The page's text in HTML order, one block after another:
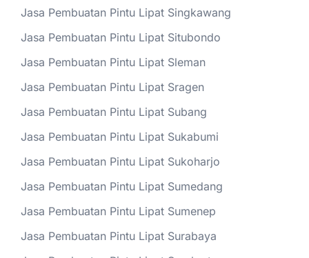
Jasa Pembuatan Pintu Lipat Singkawang
Jasa Pembuatan Pintu Lipat Situbondo
Jasa Pembuatan Pintu Lipat Sleman
Jasa Pembuatan Pintu Lipat Sragen
Jasa Pembuatan Pintu Lipat Subang
Jasa Pembuatan Pintu Lipat Sukabumi
Jasa Pembuatan Pintu Lipat Sukoharjo
Jasa Pembuatan Pintu Lipat Sumedang
Jasa Pembuatan Pintu Lipat Sumenep
Jasa Pembuatan Pintu Lipat Surabaya